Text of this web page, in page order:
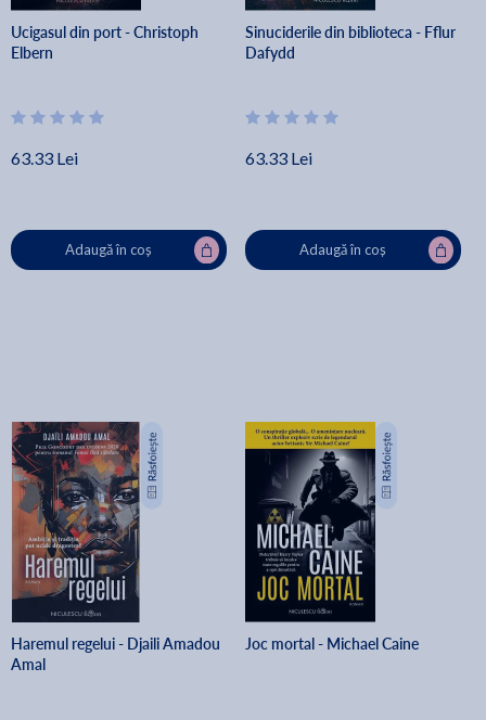
Ucigasul din port - Christoph
Elbern
63.33 Lei
Adaugă în coș
Sinuciderile din biblioteca - Fflur
Dafydd
63.33 Lei
Adaugă în coș
Haremul regelui - Djaili Amadou
Amal
Joc mortal - Michael Caine